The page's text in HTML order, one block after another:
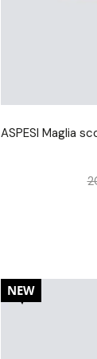
ASPESI Maglia
20%
NEW